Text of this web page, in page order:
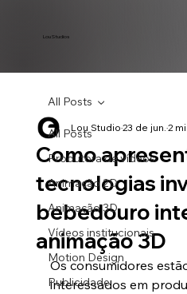
Lou Studios
All Posts
Produtora de vídeos
Animação 2D
Animação 3D
Vídeos institucionais
Motion Design
Publicidade
All Posts
Como
tecnologias
bebedouro
animação 3D
Lou Studio23 de jun.2
Os consumidores
interessados em